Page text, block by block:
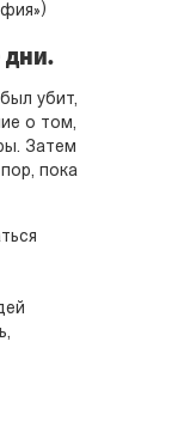
убит,
о том,
Затем
пока